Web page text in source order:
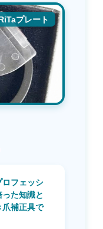
プレート
ロフェッシ
た知識と
爪補正具で